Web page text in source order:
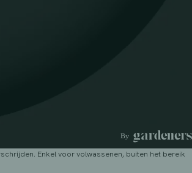
Enkel voor volwassenen, buiten het bereik